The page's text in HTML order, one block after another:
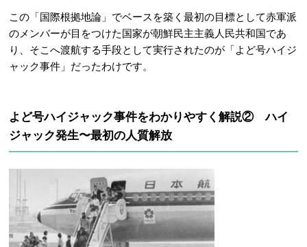
この「国際根拠地論」でベースを築く最初の目標として赤軍派
のメンバーが目をつけた国家が朝鮮民主主義人民共和国であ
り、そこへ渡航する手段として実行されたのが「よど号ハイジ
ャック事件」だったわけです。
よど号ハイジャック事件をわかりやすく解説② ハイ
ジャック発生〜最初の人質解放